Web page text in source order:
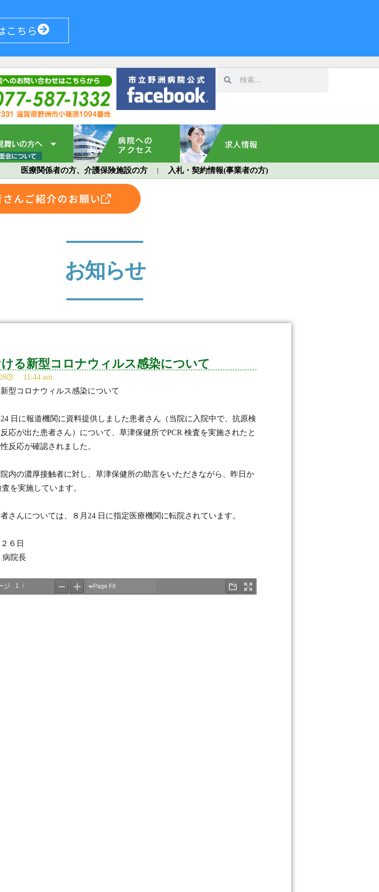
こちら
医療関係者の方、介護保険施設の方 入札・契約情報(事業者の方)
さんご紹介のお願い
お知らせ
る新型コロナウィルス感染について
11:44 am
型コロナウィルス感染について
日に報道機関に資料提供しました患者さん（当院に入院中で、抗原検
応が出た患者さん）について、草津保健所でPCR 検査を実施されたと
反応が確認されました。
内の濃厚接触者に対し、草津保健所の助言をいただきながら、昨日か
を実施しています。
さんについては、８月24 日に指定医療機関に転院されています。
６日
病院長